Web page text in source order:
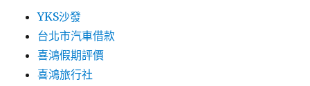
YKS沙發
台北市汽車借款
喜鴻假期評價
喜鴻旅行社